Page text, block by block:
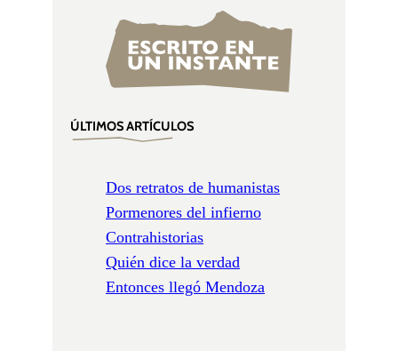
ÚLTIMOS ARTÍCULOS
Dos retratos de humanistas
Pormenores del infierno
Contrahistorias
Quién dice la verdad
Entonces llegó Mendoza